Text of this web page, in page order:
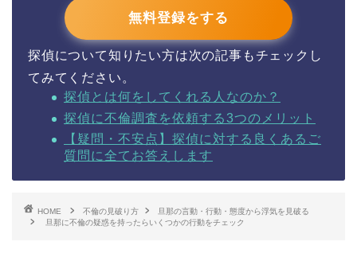
無料登録をする
探偵について知りたい方は次の記事もチェックし
てみてください。
探偵とは何をしてくれる人なのか？
探偵に不倫調査を依頼する3つのメリット
【疑問・不安点】探偵に対する良くあるご
質問に全てお答えします
HOME 不倫の見破り方
旦那の言動・行動・態度から浮気を見破る
旦那に不倫の疑惑を持ったらいくつかの行動をチェック